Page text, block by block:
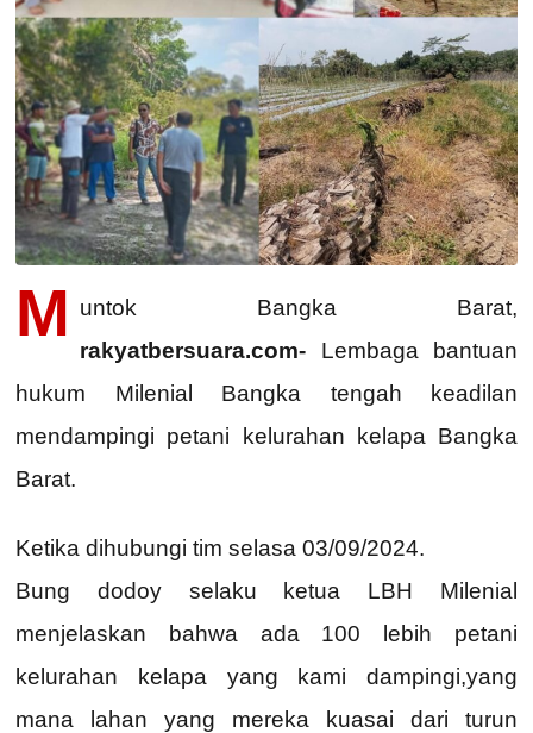
M untok Bangka Barat,
rakyatbersuara.com- Lembaga bantuan
hukum Milenial Bangka tengah keadilan
mendampingi petani kelurahan kelapa Bangka
Barat.
Ketika dihubungi tim selasa 03/09/2024.
Bung dodoy selaku ketua LBH Milenial
menjelaskan bahwa ada 100 lebih petani
kelurahan kelapa yang kami dampingi,yang
mana lahan yang mereka kuasai dari turun